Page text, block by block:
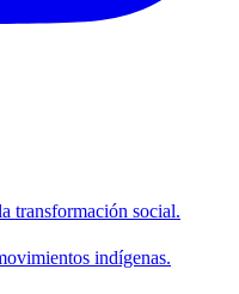
transformación social.
indígenas.